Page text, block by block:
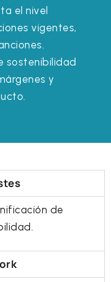
el nivel
vigentes,
sostenibilidad
y
de